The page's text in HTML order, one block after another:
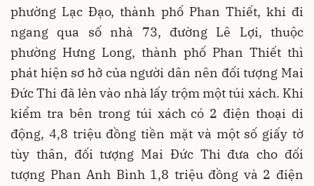
phường Lạc Đạo, thành phố Phan Thiết, khi đi
ngang qua số nhà 73, đường Lê Lợi, thuộc
phường Hưng Long, thành phố Phan Thiết thì
phát hiện sơ hở của người dân nên đối tượng Mai
Đức Thi đã lẻn vào nhà lấy trộm một túi xách. Khi
kiểm tra bên trong túi xách có 2 điện thoại di
động, 4,8 triệu đồng tiền mặt và một số giấy tờ
tùy thân, đối tượng Mai Đức Thi đưa cho đối
tượng Phan Anh Bình 1,8 triệu đồng và 2 điện